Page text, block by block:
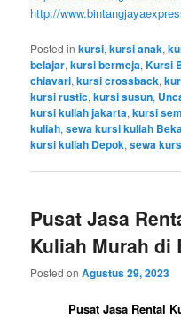
http://
Posted in kursi,kursi anak,
belajar,kursi bermeja,Kursi
chiavari,kursi crossback,
kursi rustic,kursi susun,
kursi kuliah jakarta,kursi
kuliah,sewa kursi kuliah
kursi kuliah Depok,sewa
Pusat Jasa
Kuliah Murah di
Posted onAgustus 29, 2023
Pusat Jasa Rental